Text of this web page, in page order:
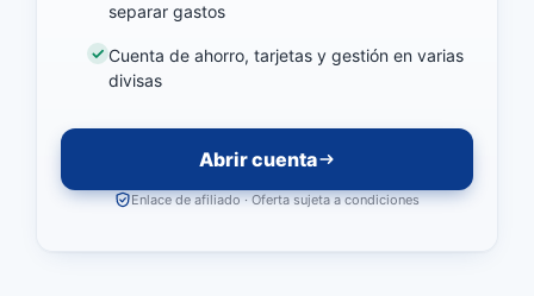
separar gastos
Cuenta de ahorro, tarjetas y gestión en varias
divisas
Abrir cuenta
Enlace de afiliado · Oferta sujeta a condiciones